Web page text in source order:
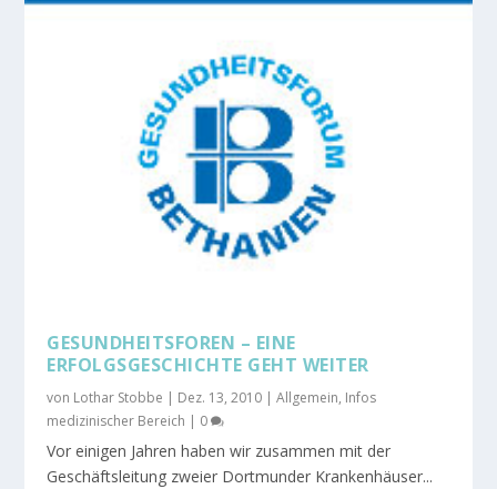
GESUNDHEITSFOREN – EINE
ERFOLGSGESCHICHTE GEHT WEITER
von Lothar Stobbe | Dez. 13, 2010 |Allgemein, Infos
medizinischer Bereich | 0
Vor einigen Jahren haben wir zusammen mit der
Geschäftsleitung zweier Dortmunder Krankenhäuser...